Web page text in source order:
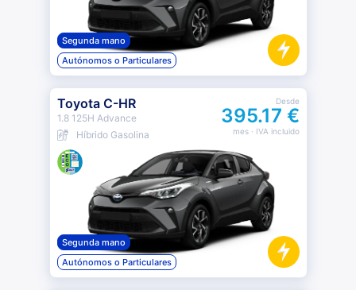
Segunda mano
Autónomos o Particulares
Toyota C-HR
1.8 125H Advance
Híbrido Gasolina
Desde
395.17 €
mes· IVA incluido
Segunda mano
Autónomos o Particulares